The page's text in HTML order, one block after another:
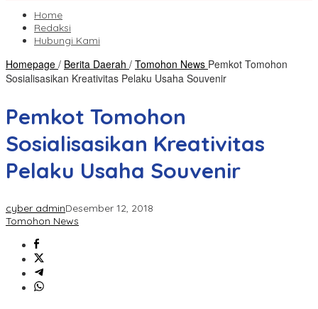
Home
Redaksi
Hubungi Kami
Homepage / Berita Daerah / Tomohon News Pemkot Tomohon
Sosialisasikan Kreativitas Pelaku Usaha Souvenir
Pemkot Tomohon
Sosialisasikan Kreativitas
Pelaku Usaha Souvenir
cyber adminDesember 12, 2018
Tomohon News